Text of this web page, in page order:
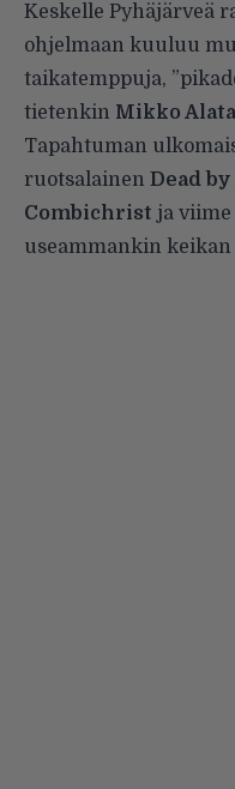
Keskelle Pyhäjärveä
ohjelmaan kuuluu
taikatemppuja,
tietenkin Mikko
Tapahtuman
ruotsalainen Dead
Combichrist ja viime
useammankin